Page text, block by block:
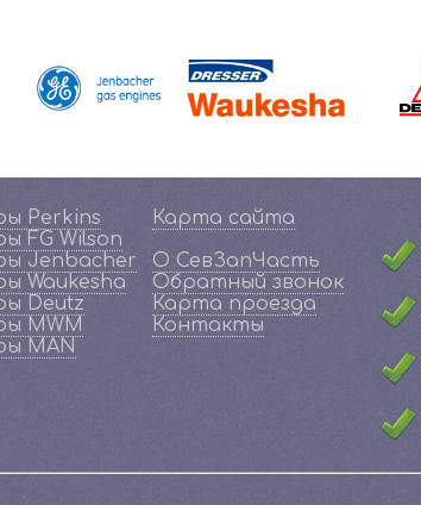
Perkins
FG Wilson
Jenbacher
Waukesha
Deutz
MWM
MAN
Карта сайта
О СевЗапЧасть
Обратный звонок
Карта проезда
Контакты